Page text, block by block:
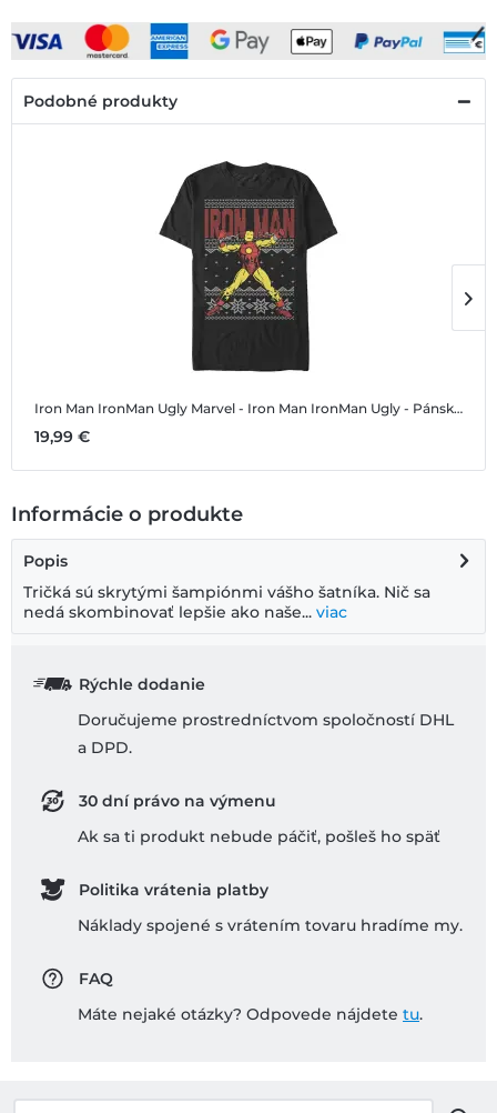
Podobné produkty
Iron Man IronMan Ugly Marvel - Iron Man IronMan Ugly - Pánske Tričko
19,99 €
Informácie o produkte
Popis
Tričká sú skrytými šampiónmi vášho šatníka. Nič sa
nedá skombinovať lepšie ako naše... viac
Rýchle dodanie
Doručujeme prostredníctvom spoločností DHL
a DPD.
30 dní právo na výmenu
Ak sa ti produkt nebude páčiť, pošleš ho späť
Politika vrátenia platby
Náklady spojené s vrátením tovaru hradíme my.
FAQ
Máte nejaké otázky? Odpovede nájdete tu.